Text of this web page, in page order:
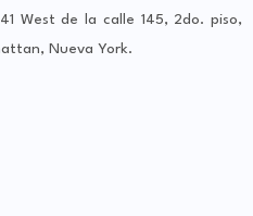
West de la calle 145, 2do. piso,
Nueva York.